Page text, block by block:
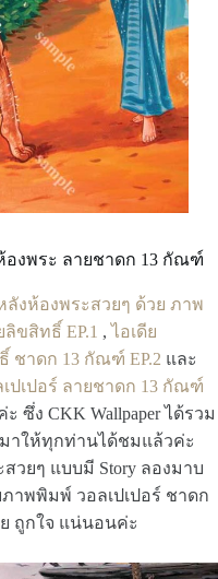
องพระ ลายชาดก 13 กัณฑ์
ลังห้องพระสวยๆ ด้วย ภาพ
ขสิทธิ์ EP.1 ,ไอเดีย
ชาดก 13 กัณฑ์ EP.2 และ
ปเปอร์ ลายชาดก 13 กัณฑ์
ซึ่ง CKK Wallpaper ได้รวม
าให้ทุกท่านได้ชมแล้วค่ะ
วยๆ แบบมี Story ลองมาบ
าพพิมพ์ วอลเปเปอร์ ชาดก
ถูกใจ แน่นอนค่ะ